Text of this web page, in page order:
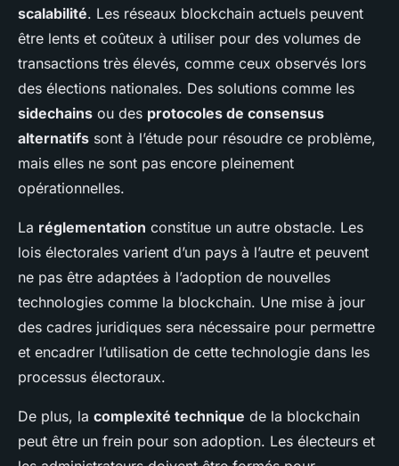
scalabilité. Les réseaux blockchain actuels peuvent
être lents et coûteux à utiliser pour des volumes de
transactions très élevés, comme ceux observés lors
des élections nationales. Des solutions comme les
sidechains ou des protocoles de consensus
alternatifs sont à l’étude pour résoudre ce problème,
mais elles ne sont pas encore pleinement
opérationnelles.
La réglementation constitue un autre obstacle. Les
lois électorales varient d’un pays à l’autre et peuvent
ne pas être adaptées à l’adoption de nouvelles
technologies comme la blockchain. Une mise à jour
des cadres juridiques sera nécessaire pour permettre
et encadrer l’utilisation de cette technologie dans les
processus électoraux.
De plus, la complexité technique de la blockchain
peut être un frein pour son adoption. Les électeurs et